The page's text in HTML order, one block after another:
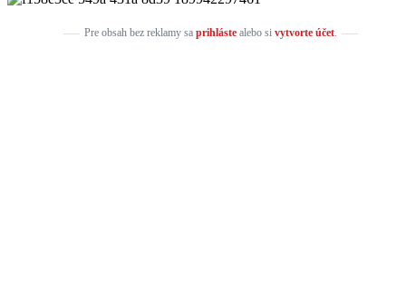
Pre obsah bez reklamy sa prihlástealebo si vytvorte účet.